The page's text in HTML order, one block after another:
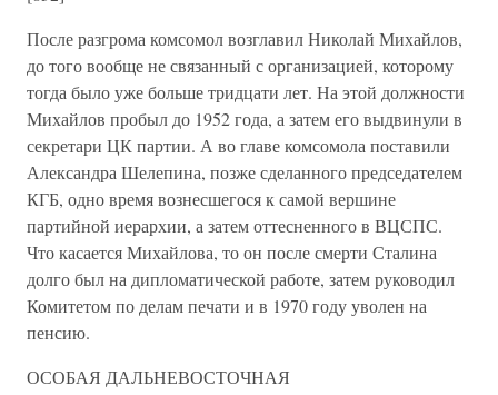
После разгрома комсомол возглавил Николай Михайлов,
до того вообще не связанный с организацией, которому
тогда было уже больше тридцати лет. На этой должности
Михайлов пробыл до 1952 года, а затем его выдвинули в
секретари ЦК партии. А во главе комсомола поставили
Александра Шелепина, позже сделанного председателем
КГБ, одно время вознесшегося к самой вершине
партийной иерархии, а затем оттесненного в ВЦСПС.
Что касается Михайлова, то он после смерти Сталина
долго был на дипломатической работе, затем руководил
Комитетом по делам печати и в 1970 году уволен на
пенсию.
ОСОБАЯ ДАЛЬНЕВОСТОЧНАЯ